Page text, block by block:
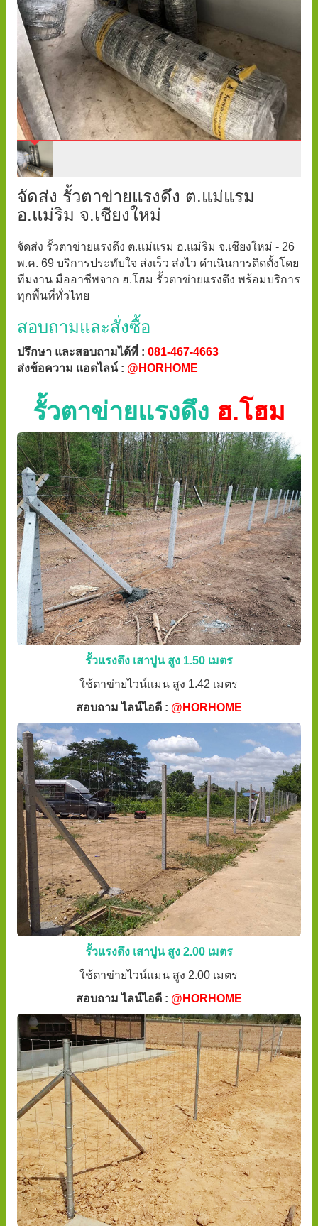
จัดส่ง รั้วตาข่ายแรงดึง ต.แม่แรม
อ.แม่ริม จ.เชียงใหม่
จัดส่ง รั้วตาข่ายแรงดึง ต.แม่แรม อ.แม่ริม จ.เชียงใหม่ - 26
พ.ค. 69 บริการประทับใจ ส่งเร็ว ส่งไว ดำเนินการติดตั้งโดย
ทีมงาน มืออาชีพจาก ฮ.โฮม รั้วตาข่ายแรงดึง พร้อมบริการ
ทุกพื้นที่ทั่วไทย
สอบถามและสั่งซื้อ
ปรึกษา และสอบถามได้ที่ : 081-467-4663
ส่งข้อความ แอดไลน์ : @HORHOME
รั้วตาข่ายแรงดึง ฮ.โฮม
รั้วแรงดึง เสาปูน สูง 1.50 เมตร
ใช้ตาข่ายไวน์แมน สูง 1.42 เมตร
สอบถาม ไลน์ไอดี : @HORHOME
รั้วแรงดึง เสาปูน สูง 2.00 เมตร
ใช้ตาข่ายไวน์แมน สูง 2.00 เมตร
สอบถาม ไลน์ไอดี : @HORHOME